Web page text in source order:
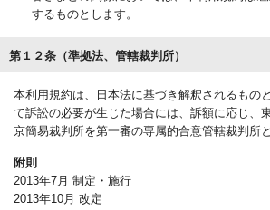
するものとします。
第１２条（準拠法、管轄裁判所）
本利用規約は、日本法に基づき解釈されるもの
て訴訟の必要が生じた場合には、訴額に応じ、
京簡易裁判所を第一審の専属的合意管轄裁判所
附則
2013年7月 制定・施行
2013年10月 改定